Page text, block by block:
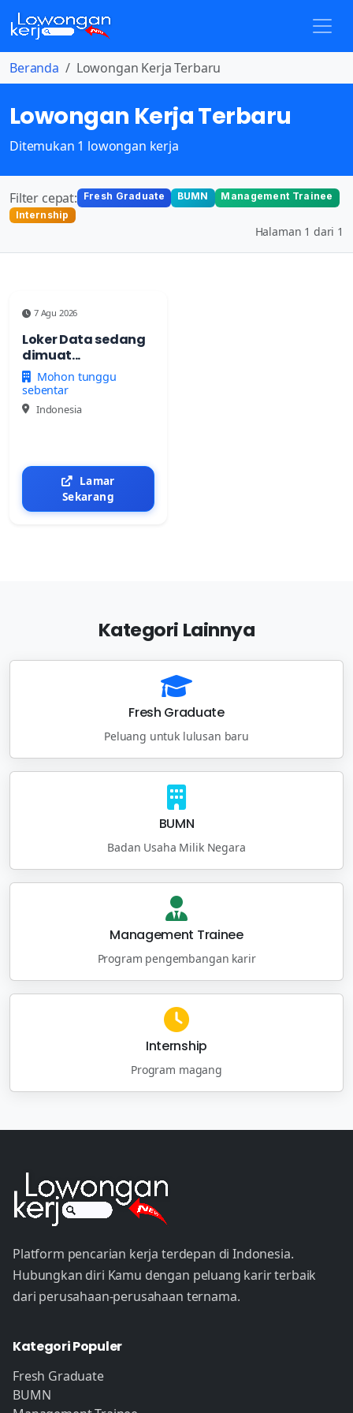
Beranda Lowongan Kerja Terbaru
Lowongan Kerja Terbaru
Ditemukan 1 lowongan kerja
Filter cepat: Fresh Graduate BUMN
Management Trainee
Internship
Halaman 1 dari 1
7 Agu 2026
Loker Data sedang
dimuat...
Mohon tunggu
sebentar
Indonesia
Lamar
Sekarang
Kategori Lainnya
Fresh Graduate
Peluang untuk lulusan baru
BUMN
Badan Usaha Milik Negara
Management Trainee
Program pengembangan karir
Internship
Program magang
Platform pencarian kerja terdepan di Indonesia.
Hubungkan diri Kamu dengan peluang karir terbaik
dari perusahaan-perusahaan ternama.
Kategori Populer
Fresh Graduate
BUMN